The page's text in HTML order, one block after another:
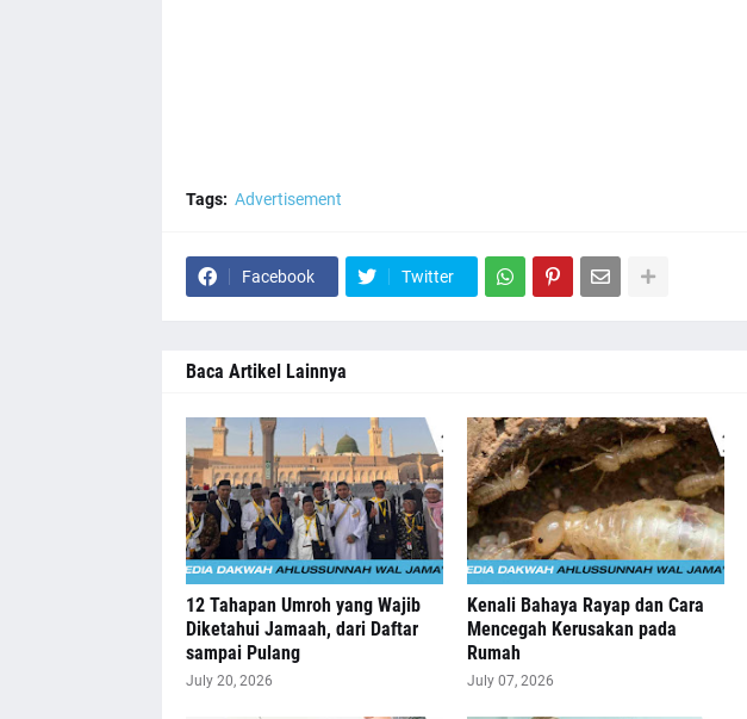
Tags: Advertisement
Facebook Twitter
Baca Artikel Lainnya
12 Tahapan Umroh yang Wajib
Diketahui Jamaah, dari Daftar
sampai Pulang
July 20, 2026
Kenali Bahaya Rayap dan Cara
Mencegah Kerusakan pada
Rumah
July 07, 2026